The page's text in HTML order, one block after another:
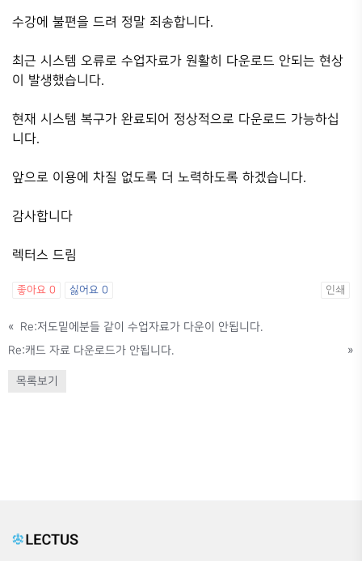
수강에 불편을 드려 정말 죄송합니다.
최근 시스템 오류로 수업자료가 원활히 다운로드 안되는 현상
이 발생했습니다.
현재 시스템 복구가 완료되어 정상적으로 다운로드 가능하십
니다.
앞으로 이용에 차질 없도록 더 노력하도록 하겠습니다.
감사합니다
렉터스 드림
좋아요 0 싫어요 0 인쇄
« Re:저도밑에분들 같이 수업자료가 다운이 안됩니다.
Re:캐드 자료 다운로드가 안됩니다.
»
목록보기